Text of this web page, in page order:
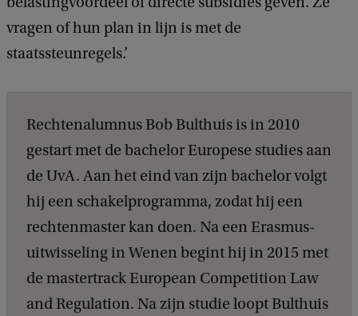
vragen of hun plan in lijn is met de
staatssteunregels.’
Rechtenalumnus Bob Bulthuis is in 2010
gestart met de bachelor Europese studies aan
de UvA. Aan het eind van zijn bachelor volgt
hij een schakelprogramma, zodat hij een
rechtenmaster kan doen. Na een Erasmus-
uitwisseling in Wenen begint hij in 2015 met
de mastertrack European Competition Law
and Regulation. Na zijn studie loopt Bulthuis